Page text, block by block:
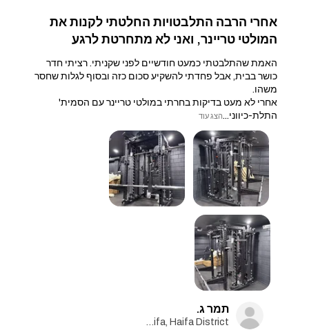
אחרי הרבה התלבטויות החלטתי לקנות את
המולטי טריינר, ואני לא מתחרטת לרגע
האמת שהתלבטתי כמעט חודשיים לפני שקניתי. רציתי חדר
כושר בבית, אבל פחדתי להשקיע סכום כזה ובסוף לגלות שחסר
משהו.
אחרי לא מעט בדיקות בחרתי במולטי טריינר עם הסמית'
התלת-כיווני...הצג עוד
תמר ג.
Haifa, Haifa District